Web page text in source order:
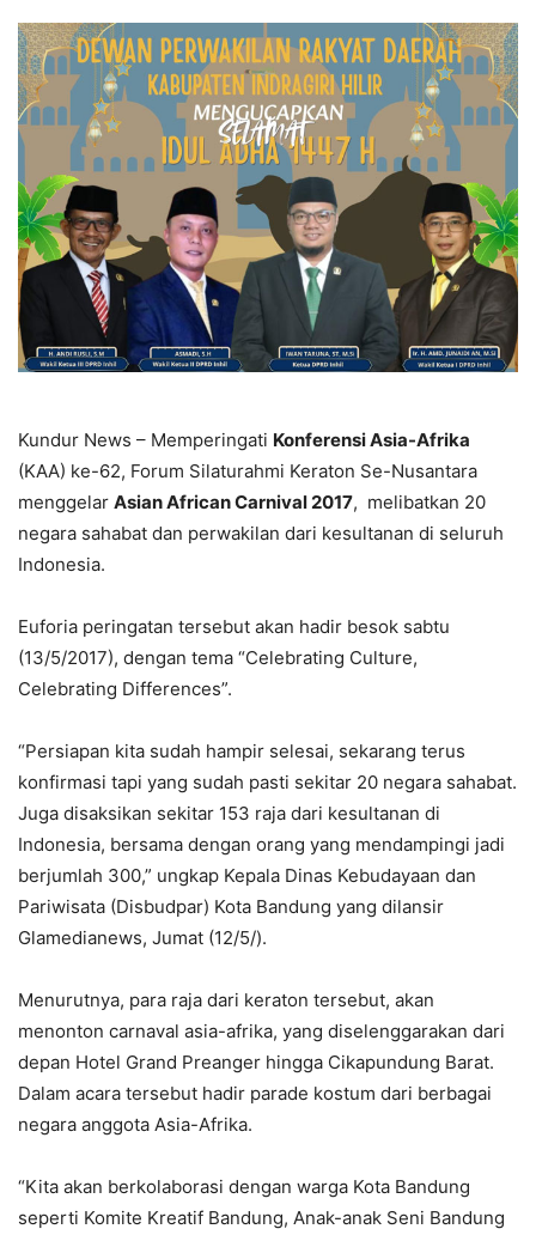
Kundur News – Memperingati Konferensi Asia-Afrika
(KAA) ke-62, Forum Silaturahmi Keraton Se-Nusantara
menggelar Asian African Carnival 2017, melibatkan 20
negara sahabat dan perwakilan dari kesultanan di seluruh
Indonesia.
Euforia peringatan tersebut akan hadir besok sabtu
(13/5/2017), dengan tema “Celebrating Culture,
Celebrating Differences”.
“Persiapan kita sudah hampir selesai, sekarang terus
konfirmasi tapi yang sudah pasti sekitar 20 negara sahabat.
Juga disaksikan sekitar 153 raja dari kesultanan di
Indonesia, bersama dengan orang yang mendampingi jadi
berjumlah 300,” ungkap Kepala Dinas Kebudayaan dan
Pariwisata (Disbudpar) Kota Bandung yang dilansir
Glamedianews, Jumat (12/5/).
Menurutnya, para raja dari keraton tersebut, akan
menonton carnaval asia-afrika, yang diselenggarakan dari
depan Hotel Grand Preanger hingga Cikapundung Barat.
Dalam acara tersebut hadir parade kostum dari berbagai
negara anggota Asia-Afrika.
“Kita akan berkolaborasi dengan warga Kota Bandung
seperti Komite Kreatif Bandung, Anak-anak Seni Bandung